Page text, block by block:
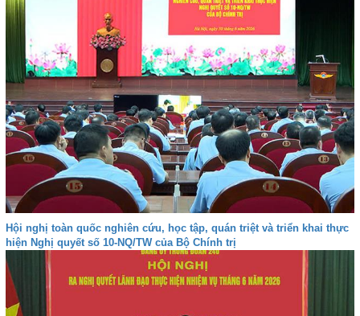
Hội nghị toàn quốc nghiên cứu, học tập, quán triệt và triển khai thực
hiện Nghị quyết số 10-NQ/TW của Bộ Chính trị